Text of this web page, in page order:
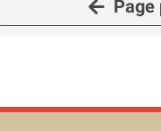
Page